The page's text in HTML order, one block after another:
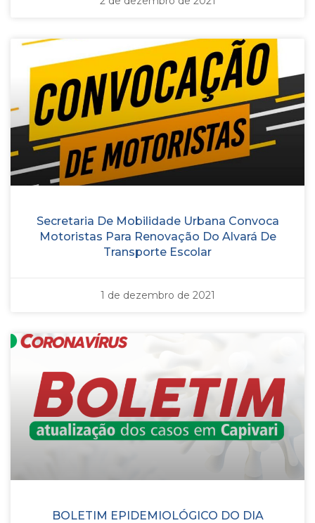
Secretaria De Mobilidade Urbana Convoca
Motoristas Para Renovação Do Alvará De
Transporte Escolar
1 de dezembro de 2021
BOLETIM EPIDEMIOLÓGICO DO DIA